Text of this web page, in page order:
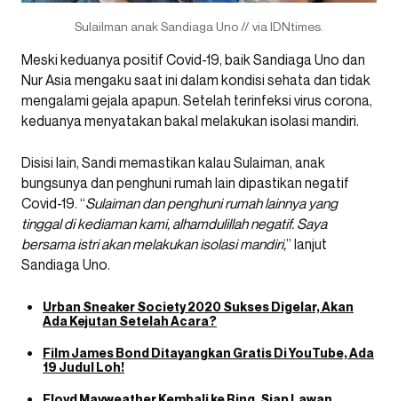
Sulailman anak Sandiaga Uno // via IDNtimes.
Meski keduanya positif Covid-19, baik Sandiaga Uno dan
Nur Asia mengaku saat ini dalam kondisi sehata dan tidak
mengalami gejala apapun. Setelah terinfeksi virus corona,
keduanya menyatakan bakal melakukan isolasi mandiri.
Disisi lain, Sandi memastikan kalau Sulaiman, anak
bungsunya dan penghuni rumah lain dipastikan negatif
Covid-19. “Sulaiman dan penghuni rumah lainnya yang
tinggal di kediaman kami, alhamdulillah negatif. Saya
bersama istri akan melakukan isolasi mandiri,” lanjut
Sandiaga Uno.
Urban Sneaker Society 2020 Sukses Digelar, Akan
Ada Kejutan Setelah Acara?
Film James Bond Ditayangkan Gratis Di YouTube, Ada
19 Judul Loh!